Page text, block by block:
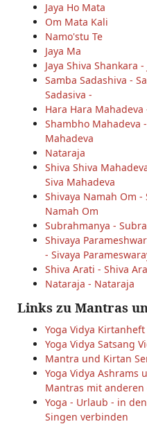
Jaya Ho Mata
Om Mata Kali
Namo'stu Te
Jaya Ma
Jaya Shiva Shankara
Samba Sadashiva -
Sadasiva -
Hara Hara
Shambho Mahadeva
Mahadeva
Nataraja
Shiva Shiva
Siva Mahadeva
Shivaya Namah Om -
Namah Om
Subrahmanya -
Shivaya
- Sivaya
Shiva Arati - Shiva
Nataraja - Nataraja
Links zu Mantras
Yoga Vidya
Yoga Vidya Satsang
Mantra und Kirtan
Yoga Vidya Ashrams
Mantras mit
Yoga - Urlaub - in
Singen verbinden